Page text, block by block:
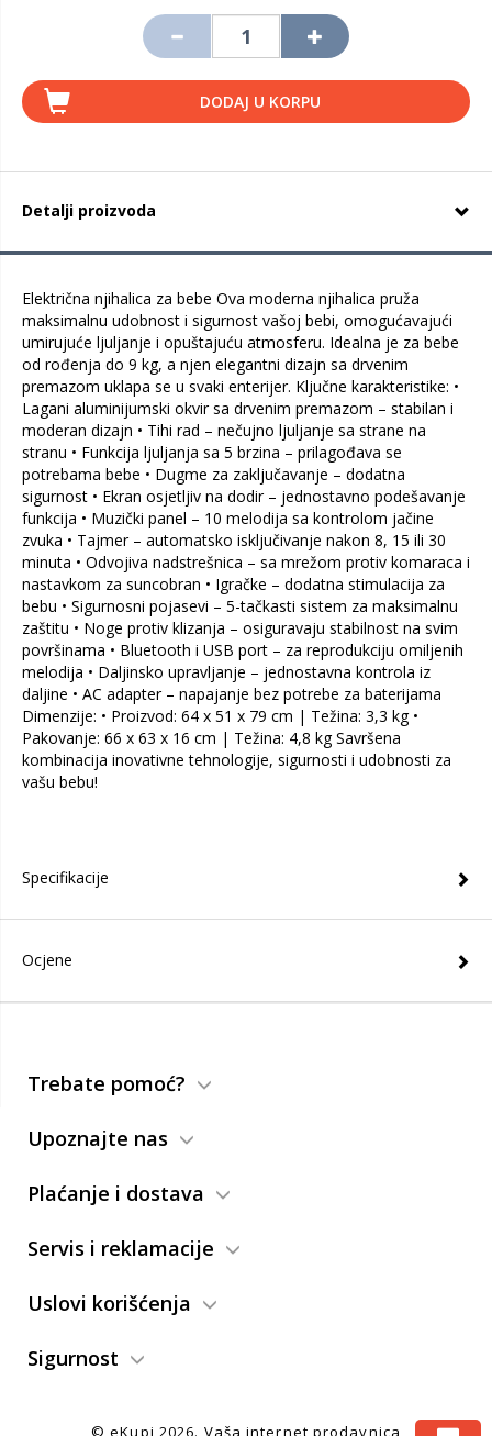
DODAJ U KORPU
Detalji proizvoda
Električna njihalica za bebe Ova moderna njihalica pruža
maksimalnu udobnost i sigurnost vašoj bebi, omogućavajući
umirujuće ljuljanje i opuštajuću atmosferu. Idealna je za bebe
od rođenja do 9 kg, a njen elegantni dizajn sa drvenim
premazom uklapa se u svaki enterijer. Ključne karakteristike: •
Lagani aluminijumski okvir sa drvenim premazom – stabilan i
moderan dizajn • Tihi rad – nečujno ljuljanje sa strane na
stranu • Funkcija ljuljanja sa 5 brzina – prilagođava se
potrebama bebe • Dugme za zaključavanje – dodatna
sigurnost • Ekran osjetljiv na dodir – jednostavno podešavanje
funkcija • Muzički panel – 10 melodija sa kontrolom jačine
zvuka • Tajmer – automatsko isključivanje nakon 8, 15 ili 30
minuta • Odvojiva nadstrešnica – sa mrežom protiv komaraca i
nastavkom za suncobran • Igračke – dodatna stimulacija za
bebu • Sigurnosni pojasevi – 5-tačkasti sistem za maksimalnu
zaštitu • Noge protiv klizanja – osiguravaju stabilnost na svim
površinama • Bluetooth i USB port – za reprodukciju omiljenih
melodija • Daljinsko upravljanje – jednostavna kontrola iz
daljine • AC adapter – napajanje bez potrebe za baterijama
Dimenzije: • Proizvod: 64 x 51 x 79 cm | Težina: 3,3 kg •
Pakovanje: 66 x 63 x 16 cm | Težina: 4,8 kg Savršena
kombinacija inovativne tehnologije, sigurnosti i udobnosti za
vašu bebu!
Specifikacije
Ocjene
Trebate pomoć?
Upoznajte nas
Plaćanje i dostava
Servis i reklamacije
Uslovi korišćenja
Sigurnost
© eKupi 2026. Vaša internet prodavnica